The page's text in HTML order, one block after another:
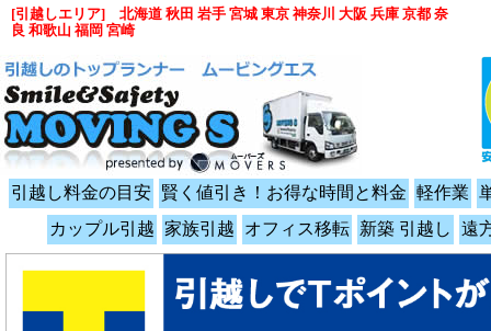
引越し料金の目安 賢く値引き！お得な時間と料金 軽作業
カップル引越 家族引越 オフィス移転 新築 引越し 遠
[引越しエリア] 北海道 秋田 岩手 宮城 東京 神奈川 大阪 兵庫 京都 奈
良 和歌山 福岡 宮崎